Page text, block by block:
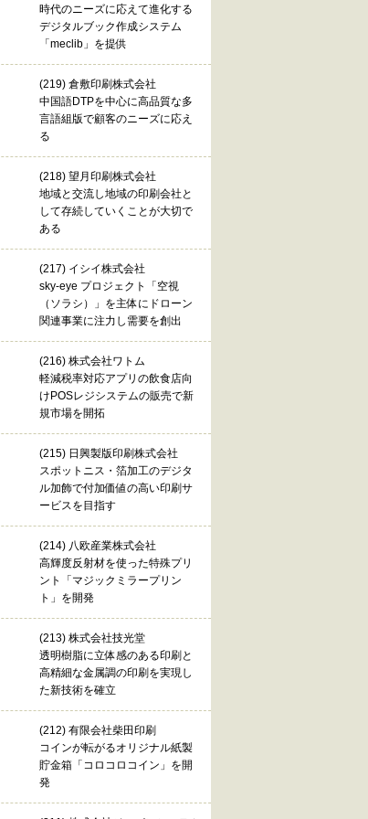
時代のニーズに応えて進化する
デジタルブック作成システム
「meclib」を提供
(219) 倉敷印刷株式会社
中国語DTPを中心に高品質な多
言語組版で顧客のニーズに応え
る
(218) 望月印刷株式会社
地域と交流し地域の印刷会社と
して存続していくことが大切で
ある
(217) イシイ株式会社
sky-eye プロジェクト「空視
（ソラシ）」を主体にドローン
関連事業に注力し需要を創出
(216) 株式会社ワトム
軽減税率対応アプリの飲食店向
けPOSレジシステムの販売で新
規市場を開拓
(215) 日興製版印刷株式会社
スポットニス・箔加工のデジタ
ル加飾で付加価値の高い印刷サ
ービスを目指す
(214) 八欧産業株式会社
高輝度反射材を使った特殊プリ
ント「マジックミラープリン
ト」を開発
(213) 株式会社技光堂
透明樹脂に立体感のある印刷と
高精細な金属調の印刷を実現し
た新技術を確立
(212) 有限会社柴田印刷
コインが転がるオリジナル紙製
貯金箱「コロコロコイン」を開
発